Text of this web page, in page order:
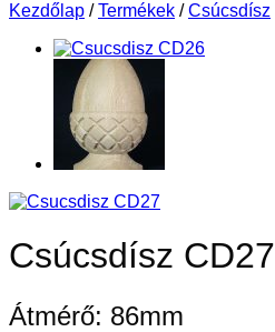
Kezdőlap / Termékek / Csúcsdísz
Csúcsdísz CD27
Átmérő: 86mm